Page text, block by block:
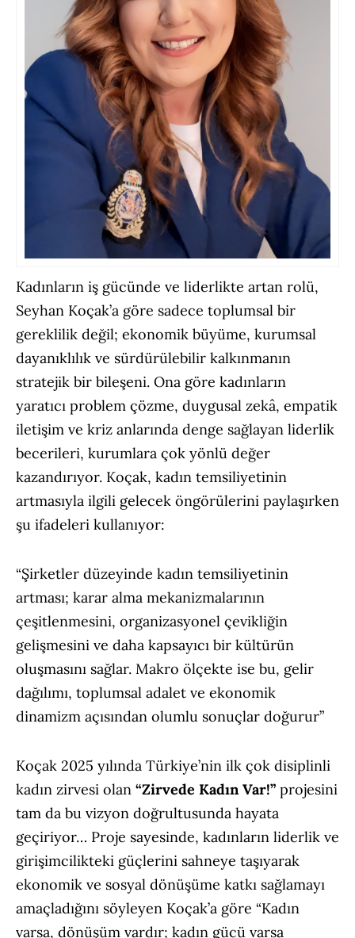
Kadınların iş gücünde ve liderlikte artan rolü,
Seyhan Koçak’a göre sadece toplumsal bir
gereklilik değil; ekonomik büyüme, kurumsal
dayanıklılık ve sürdürülebilir kalkınmanın
stratejik bir bileşeni. Ona göre kadınların
yaratıcı problem çözme, duygusal zekâ, empatik
iletişim ve kriz anlarında denge sağlayan liderlik
becerileri, kurumlara çok yönlü değer
kazandırıyor. Koçak, kadın temsiliyetinin
artmasıyla ilgili gelecek öngörülerini paylaşırken
şu ifadeleri kullanıyor:
“Şirketler düzeyinde kadın temsiliyetinin
artması; karar alma mekanizmalarının
çeşitlenmesini, organizasyonel çevikliğin
gelişmesini ve daha kapsayıcı bir kültürün
oluşmasını sağlar. Makro ölçekte ise bu, gelir
dağılımı, toplumsal adalet ve ekonomik
dinamizm açısından olumlu sonuçlar doğurur”
Koçak 2025 yılında Türkiye’nin ilk çok disiplinli
kadın zirvesi olan “Zirvede Kadın Var!” projesini
tam da bu vizyon doğrultusunda hayata
geçiriyor… Proje sayesinde, kadınların liderlik ve
girişimcilikteki güçlerini sahneye taşıyarak
ekonomik ve sosyal dönüşüme katkı sağlamayı
amaçladığını söyleyen Koçak’a göre “Kadın
varsa, dönüşüm vardır; kadın gücü varsa